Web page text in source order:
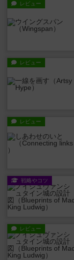
レビュー
レビュー
レビュー
戦略やコツ
レビュー